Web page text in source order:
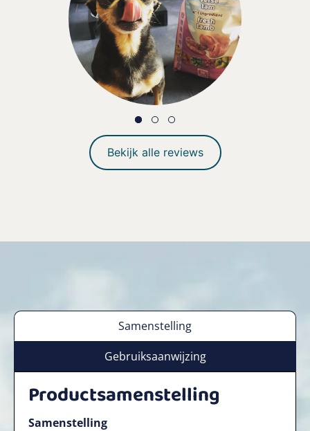
Bekijk alle reviews
Samenstelling
Gebruiksaanwijzing
Productsamenstelling
Samenstelling